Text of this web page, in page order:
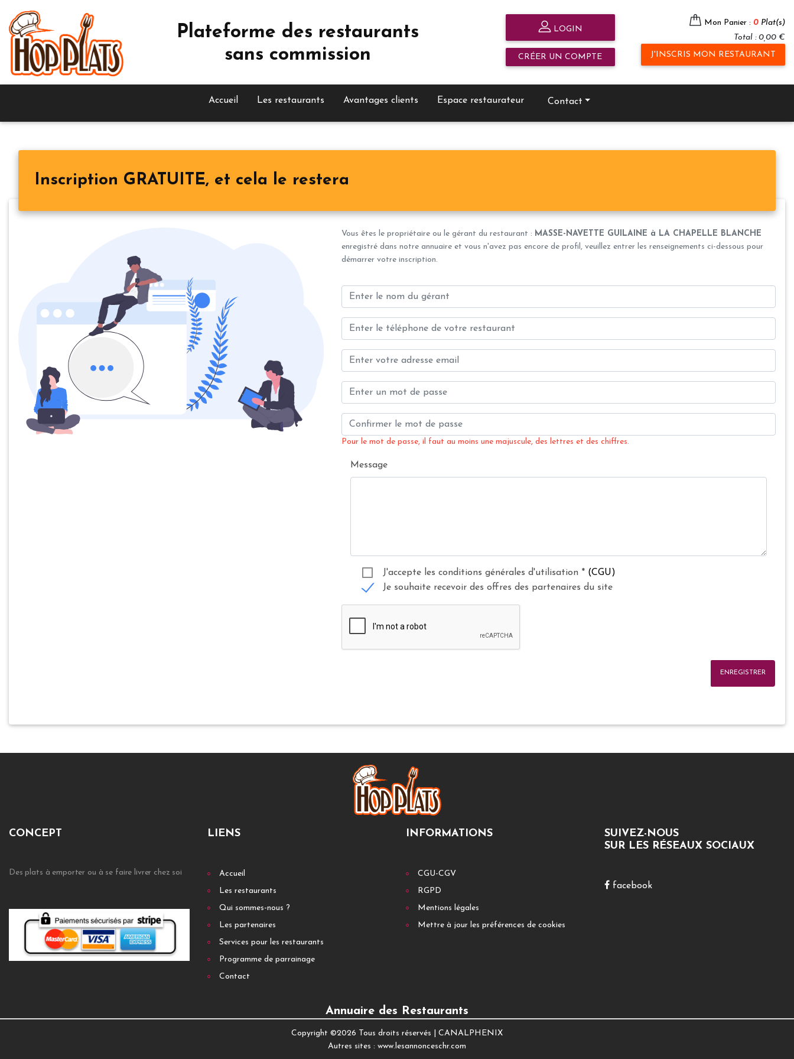
Plateforme des restaurants
sans commission
LOGIN
CRÉER UN COMPTE
Mon Panier : 0 Plat(s)
Total : 0,00 €
J'INSCRIS MON RESTAURANT
Accueil Les restaurants Avantages clients Espace restaurateur Contact
Inscription GRATUITE, et cela le restera
Vous êtes le propriétaire ou le gérant du restaurant : MASSE-NAVETTE GUILAINE à LA CHAPELLE BLANCHE
enregistré dans notre annuaire et vous n'avez pas encore de profil, veuillez entrer les renseignements ci-dessous pour
démarrer votre inscription.
Pour le mot de passe, il faut au moins une majuscule, des lettres et des chiffres.
Message
J'accepte les conditions générales d'utilisation * (CGU)
Je souhaite recevoir des offres des partenaires du site
ENREGISTRER
CONCEPT
Des plats à emporter ou à se faire livrer chez soi
LIENS
Accueil
Les restaurants
Qui sommes-nous ?
Les partenaires
Services pour les restaurants
Programme de parrainage
Contact
INFORMATIONS
CGU-CGV
RGPD
Mentions légales
Mettre à jour les préférences de cookies
SUIVEZ-NOUS
SUR LES RÉSEAUX SOCIAUX
facebook
Annuaire des Restaurants
Copyright ©2026 Tous droits réservés | CANALPHENIX
Autres sites : www.lesannonceschr.com